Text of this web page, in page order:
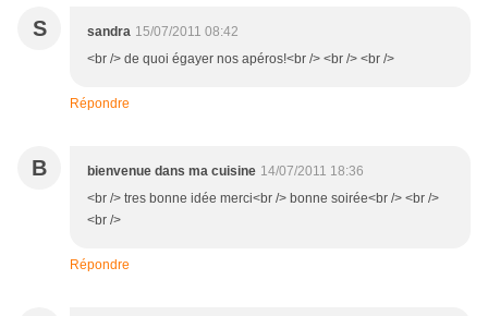
S sandra 15/07/2011 08:42
<br /> de quoi égayer nos apéros!<br /> <br /> <br />
Répondre
B bienvenue dans ma cuisine 14/07/2011 18:36
<br /> tres bonne idée merci<br /> bonne soirée<br /> <br />
<br />
Répondre